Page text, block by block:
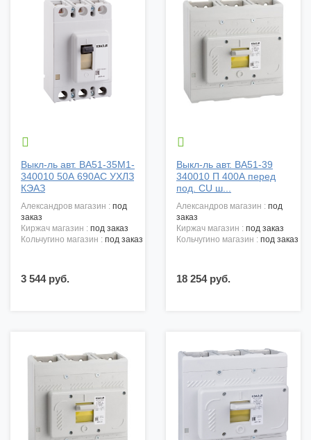

Выкл-ль авт. ВА51-35М1-
340010 50А 690АС УХЛЗ
КЭАЗ
александров магазин : под
заказ
киржач магазин : под заказ
кольчугино магазин : под заказ
3 544 руб.

Выкл-ль авт. ВА51-39
340010 П 400А перед
под. CU ш...
александров магазин : под
заказ
киржач магазин : под заказ
кольчугино магазин : под заказ
18 254 руб.